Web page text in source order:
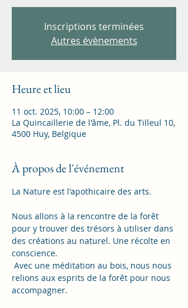
Inscriptions terminées
Autres évènements
Heure et lieu
11 oct. 2025, 10:00 – 12:00
La Quincaillerie de l'âme, Pl. du Tilleul 10,
4500 Huy, Belgique
À propos de l'événement
La Nature est l'apothicaire des arts.
Nous allons à la rencontre de la forêt
pour y trouver des trésors à utiliser dans
des créations au naturel. Une récolte en
conscience.
relions aux esprits de la forêt pour nous
accompagner.